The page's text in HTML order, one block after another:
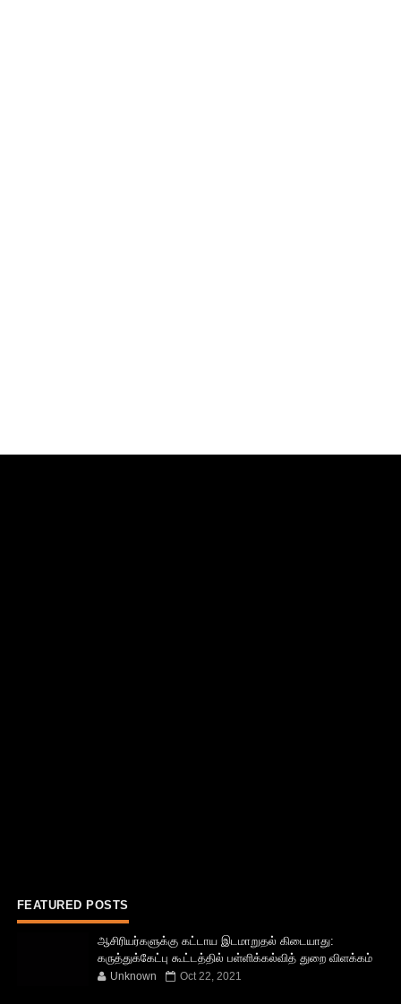
FEATURED POSTS
ஆசிரியர்களுக்கு கட்டாய இடமாறுதல் கிடையாது:
கருத்துக்கேட்பு கூட்டத்தில் பள்ளிக்கல்வித் துறை விளக்கம்
Unknown Oct 22, 2021